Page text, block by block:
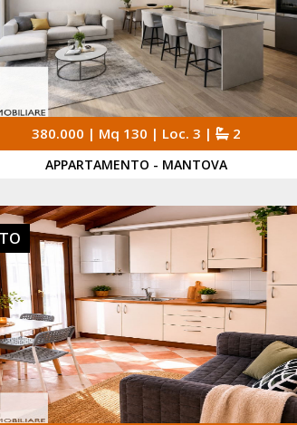
380.000 | Mq 130 | Loc. 3 | 2
APPARTAMENTO - MANTOVA